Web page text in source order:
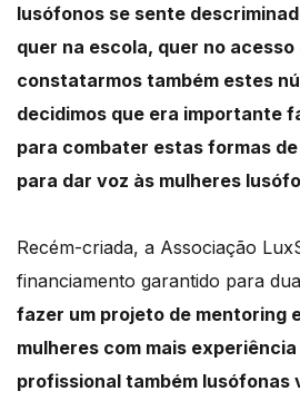
lusófonos se sente
quer na escola, quer no
constatarmos também estes
decidimos que era importante
para combater estas formas
para dar voz às mulheres
Recém-criada, a Associação
financiamento garantido para
fazer um projeto de mentoring
mulheres com mais
profissional também lusófonas